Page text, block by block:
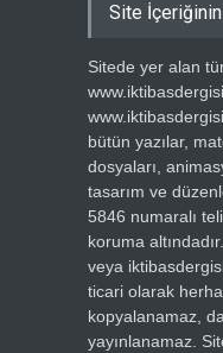
Site İçeriğinin
Sitede yer alan
bütün yazılar,
dosyaları,
tasarım ve
5846 numaralı
koruma
veya
ticari olarak
kopyalanamaz,
yayınlanamaz.